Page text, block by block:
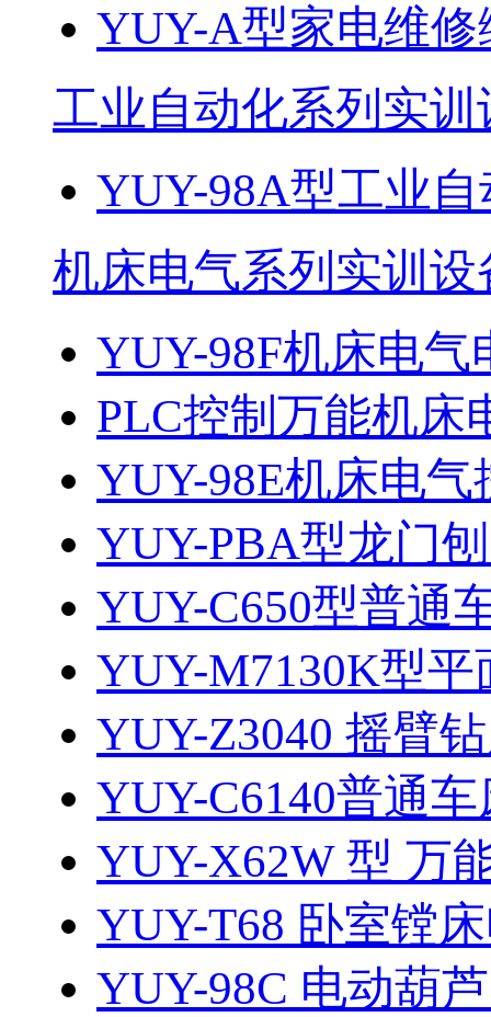
YUY-A型家电维
工业自动化系列实训
YUY-98A型工业
机床电气系列实训设
YUY-98F机床电气
PLC控制万能机床
YUY-98E机床电
YUY-PBA型龙门
YUY-C650型普通
YUY-M7130K型
YUY-Z3040 摇臂
YUY-C6140普通
YUY-X62W 型 万
YUY-T68 卧室镗
YUY-98C 电动葫